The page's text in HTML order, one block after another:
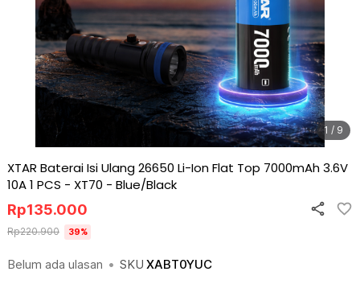
1 / 9
XTAR Baterai Isi Ulang 26650 Li-Ion Flat Top 7000mAh 3.6V
10A 1 PCS - XT70 - Blue/Black
Belum ada ulasan • SKU XABT0YUC
Rp135.000
Rp220.900 39%